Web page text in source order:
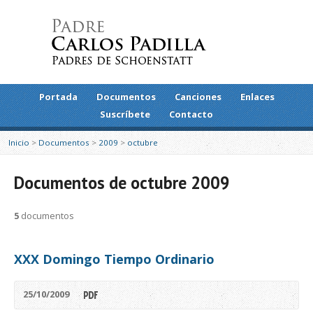
Portada Documentos Canciones
Enlaces
Suscríbete
Contacto
Inicio >Documentos> 2009 > octubre
Documentos de octubre 2009
5 documentos
XXX Domingo Tiempo Ordinario
25/10/2009